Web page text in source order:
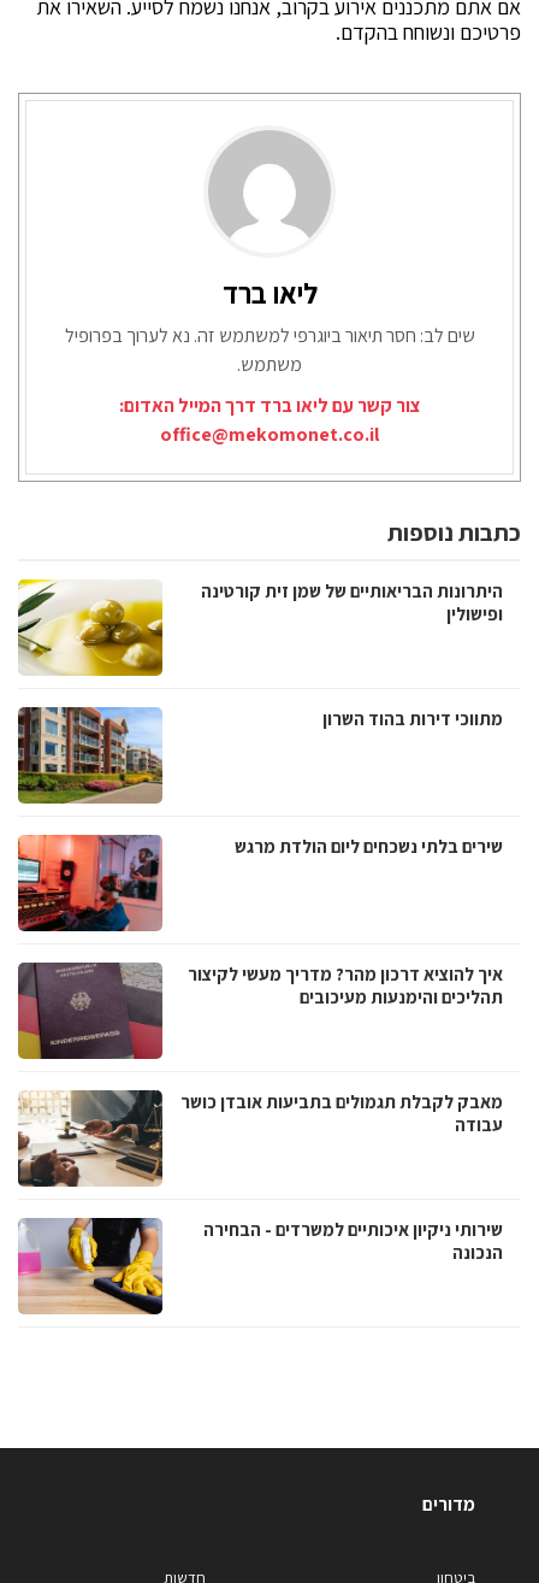
אם אתם מתכננים אירוע בקרוב, אנחנו נשמח לסייע. השאירו את
פרטיכם ונשוחח בהקדם.
ליאו ברד
שים לב: חסר תיאור ביוגרפי למשתמש זה. נא לערוך בפרופיל
משתמש.
צור קשר עם ליאו ברד דרך המייל האדום:
office@mekomonet.co.il
כתבות נוספות
היתרונות הבריאותיים של שמן זית קורטינה
ופישולין
מתווכי דירות בהוד השרון
שירים בלתי נשכחים ליום הולדת מרגש
איך להוציא דרכון מהר? מדריך מעשי לקיצור
תהליכים והימנעות מעיכובים
מאבק לקבלת תגמולים בתביעות אובדן כושר
עבודה
שירותי ניקיון איכותיים למשרדים - הבחירה
הנכונה
מדורים
ביטחון
חדשות